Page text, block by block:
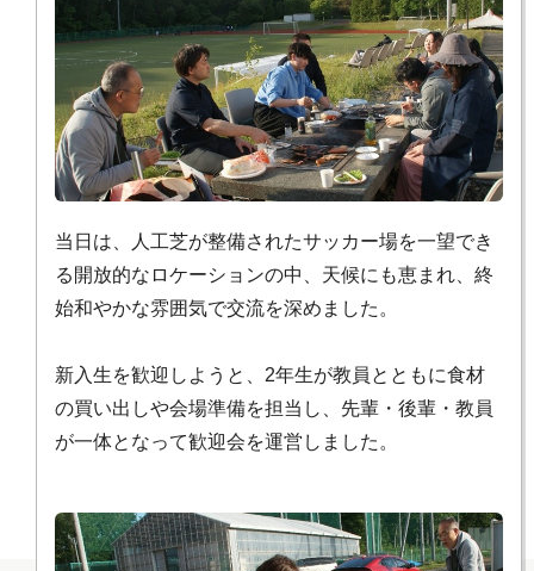
当日は、人工芝が整備されたサッカー場を一望でき
る開放的なロケーションの中、天候にも恵まれ、終
始和やかな雰囲気で交流を深めました。
新入生を歓迎しようと、2年生が教員とともに食材
の買い出しや会場準備を担当し、先輩・後輩・教員
が一体となって歓迎会を運営しました。